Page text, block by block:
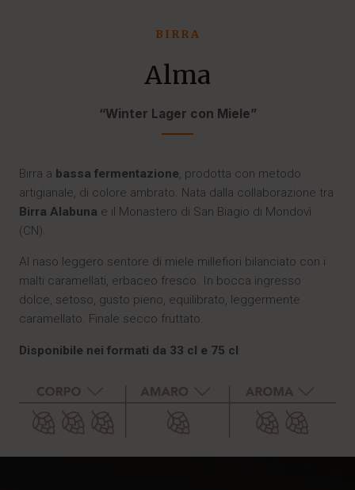
BIRRA
Alma
“Winter Lager con Miele”
Birra a bassa fermentazione , prodotta con metodo
artigianale, di colore ambrato. Nata dalla collaborazione tra
Birra Alabuna e il Monastero di San Biagio di Mondovì
(CN).
Al naso leggero sentore di miele millefiori bilanciato con i
malti caramellati, erbaceo fresco. In bocca ingresso
dolce, setoso, gusto pieno, equilibrato, leggermente
caramellato. Finale secco fruttato.
Disponibile nei formati da 33 cl e 75 cl